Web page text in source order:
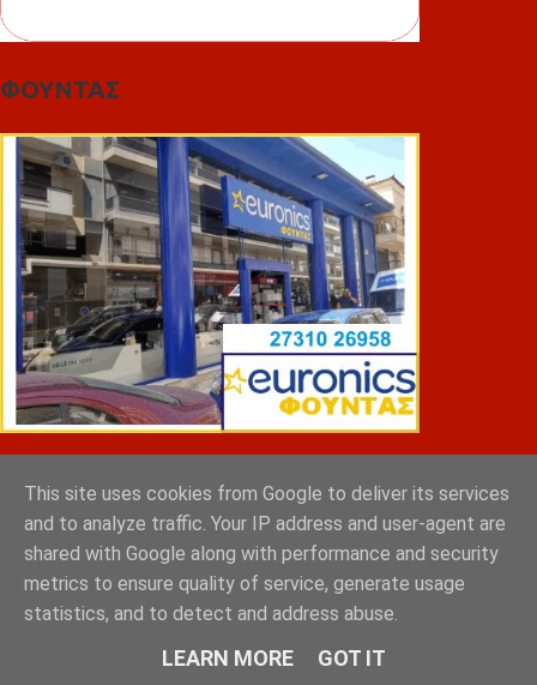
ΦΟΥΝΤΑΣ
ΣΠΥΡΑΚΗΣ ΠΑΝΑΓΙΩΤΗΣ & YIOI ΣΠΑΡΤΗ
This site uses cookies from Google to deliver its services
and to analyze traffic. Your IP address and user-agent are
shared with Google along with performance and security
metrics to ensure quality of service, generate usage
statistics, and to detect and address abuse.
LEARN MORE GOT IT